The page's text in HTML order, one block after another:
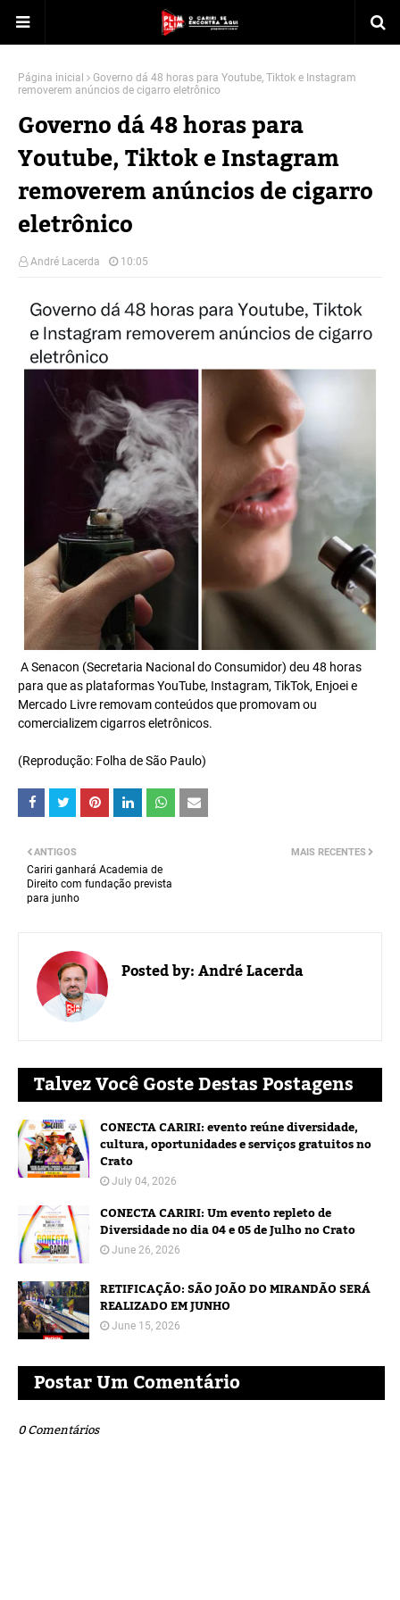
Página inicial
Governo dá 48 horas para Youtube, Tiktok e Instagram
removerem anúncios de cigarro eletrônico
Governo dá 48 horas para
Youtube, Tiktok e Instagram
removerem anúncios de cigarro
eletrônico
André Lacerda 10:05
A Senacon (Secretaria Nacional do Consumidor) deu 48 horas
para que as plataformas YouTube, Instagram, TikTok, Enjoei e
Mercado Livre removam conteúdos que promovam ou
comercializem cigarros eletrônicos.
(Reprodução: Folha de São Paulo)
MAIS RECENTES
ANTIGOS
Cariri ganhará Academia de
Direito com fundação prevista
para junho
Posted by:André Lacerda
Talvez Você Goste Destas Postagens
CONECTA CARIRI: evento reúne diversidade,
cultura, oportunidades e serviços gratuitos no
Crato
July 04, 2026
CONECTA CARIRI: Um evento repleto de
Diversidade no dia 04 e 05 de Julho no Crato
June 26, 2026
RETIFICAÇÃO: SÃO JOÃO DO MIRANDÃO SERÁ
REALIZADO EM JUNHO
June 15, 2026
Postar Um Comentário
0 Comentários